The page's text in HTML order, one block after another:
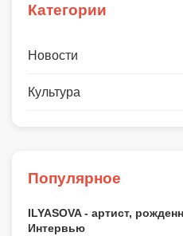
Категории
Новости
Культура
Популярное
ILYASOVA - артист,
Интервью